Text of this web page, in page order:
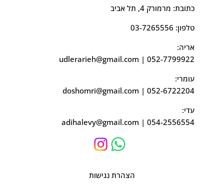
כתובת: מרמורק 4, תל אביב
טלפון: 03-7265556
אריה:
udlerarieh@gmail.com |052-7799922
עומרי:
doshomri@gmail.com |052-6722204
עדי:
adihalevy@gmail.com |054-2556554
הצהרת נגישות